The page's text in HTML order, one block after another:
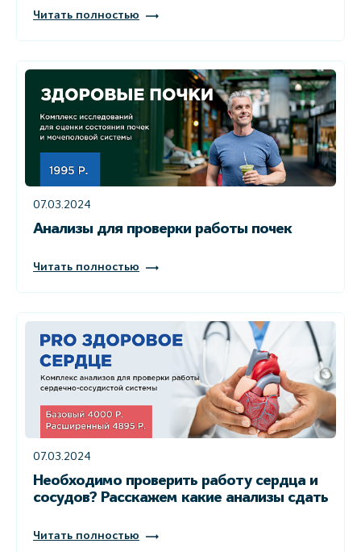
Читать полностью
07.03.2024
Анализы для проверки работы почек
Читать полностью
07.03.2024
Необходимо проверить работу сердца и
сосудов? Расскажем какие анализы сдать
Читать полностью